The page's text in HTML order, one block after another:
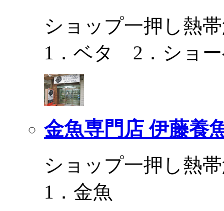
ショップ一押し熱
1．ベタ 2．ショ
金魚専門店 伊藤養
ショップ一押し熱
1．金魚